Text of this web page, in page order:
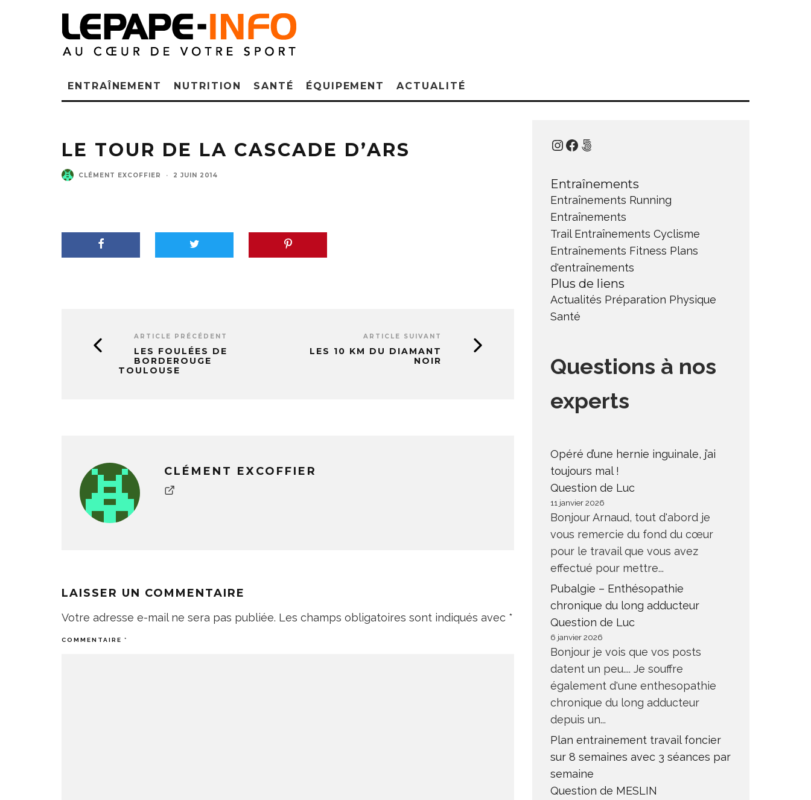
ENTRAÎNEMENT NUTRITION SANTÉ ÉQUIPEMENT ACTUALITÉ
LE TOUR DE LA CASCADE D’ARS
CLÉMENT EXCOFFIER · 2 JUIN 2014
ARTICLE PRÉCÉDENT
LES FOULÉES DE
BORDEROUGE
TOULOUSE
ARTICLE SUIVANT
LES 10 KM DU DIAMANT
NOIR
CLÉMENT EXCOFFIER
LAISSER UN COMMENTAIRE
Votre adresse e-mail ne sera pas publiée. Les champs obligatoires sont indiqués avec *
COMMENTAIRE *
Instagram
Facebook
500px
Entraînements
Entraînements Running
Entraînements
Trail Entraînements Cyclisme
Entraînements Fitness Plans
d'entraînements
Plus de liens
Actualités Préparation Physique
Santé
Questions à nos
experts
Opéré d’une hernie inguinale, j’ai
toujours mal !
Question de Luc
11 janvier 2026
Bonjour Arnaud, tout d'abord je
vous remercie du fond du cœur
pour le travail que vous avez
effectué pour mettre...
Pubalgie – Enthésopathie
chronique du long adducteur
Question de Luc
6 janvier 2026
Bonjour je vois que vos posts
datent un peu.... Je souffre
également d'une enthesopathie
chronique du long adducteur
depuis un...
Plan entrainement travail foncier
sur 8 semaines avec 3 séances par
semaine
Question de MESLIN